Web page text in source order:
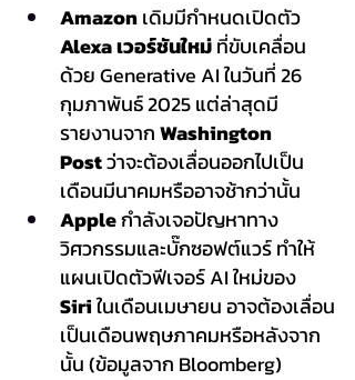
Amazon เดิมมีกำหนดเปิดตัว
Alexa เวอร์ชันใหม่ ที่ขับเคลื่อน
ด้วย Generative AI ในวันที่ 26
กุมภาพันธ์ 2025 แต่ล่าสุดมี
รายงานจาก Washington
Post ว่าจะต้องเลื่อนออกไปเป็น
เดือนมีนาคมหรืออาจช้ากว่านั้น
Apple กำลังเจอปัญหาทาง
วิศวกรรมและบั๊กซอฟต์แวร์ ทำให้
แผนเปิดตัวฟีเจอร์ AI ใหม่ของ
Siri ในเดือนเมษายน อาจต้องเลื่อน
เป็นเดือนพฤษภาคมหรือหลังจาก
นั้น (ข้อมูลจาก Bloomberg)